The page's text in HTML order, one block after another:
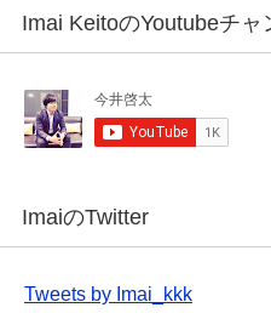
Imai KeitoのYoutubeチャ
ImaiのTwitter
Tweets by Imai_kkk